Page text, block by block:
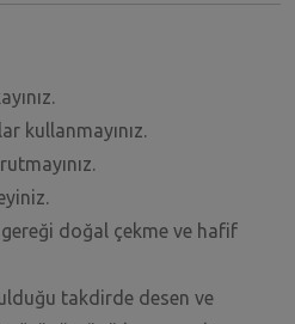
kullanmayınız.
gereği doğal çekme ve hafif
takdirde desen ve